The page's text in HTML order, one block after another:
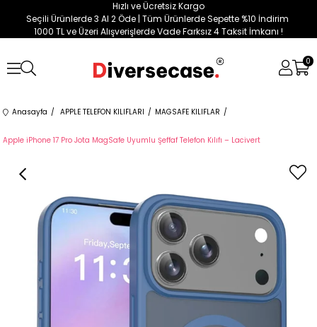
Hızlı ve Ücretsiz Kargo
Seçili Ürünlerde 3 Al 2 Öde | Tüm Ürünlerde Sepette %10 İndirim
1000 TL ve Üzeri Alışverişlerde Vade Farksız 4 Taksit İmkanı !
0
Anasayfa APPLE TELEFON KILIFLARI MAGSAFE KILIFLAR
Apple iPhone 17 Pro Jota MagSafe Uyumlu Şeffaf Telefon Kılıfı – Lacivert